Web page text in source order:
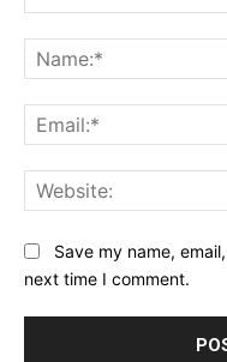
Save my name,
next time I comment.